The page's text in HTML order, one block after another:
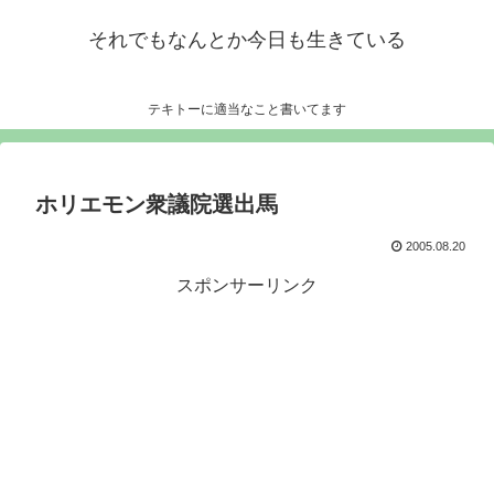
それでもなんとか今日も生きている
テキトーに適当なこと書いてます
ホリエモン衆議院選出馬
2005.08.20
スポンサーリンク